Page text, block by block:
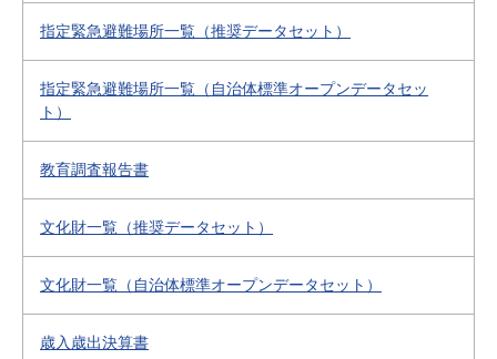
指定緊急避難場所一覧（推奨データセット）
指定緊急避難場所一覧（自治体標準オープンデータセッ
ト）
教育調査報告書
文化財一覧（推奨データセット）
文化財一覧（自治体標準オープンデータセット）
歳入歳出決算書